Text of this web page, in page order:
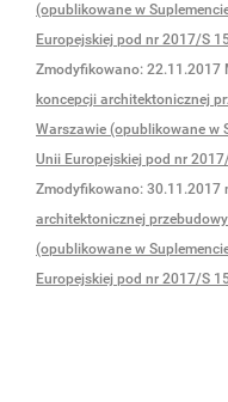
(opublikowane w
Europejskiej pod nr 2017/S
Zmodyfikowano: 22.11.2017
koncepcji architektonicznej
Warszawie (opublikowane w
Unii Europejskiej pod nr
Zmodyfikowano: 30.11.2017
architektonicznej
(opublikowane w
Europejskiej pod nr 2017/S